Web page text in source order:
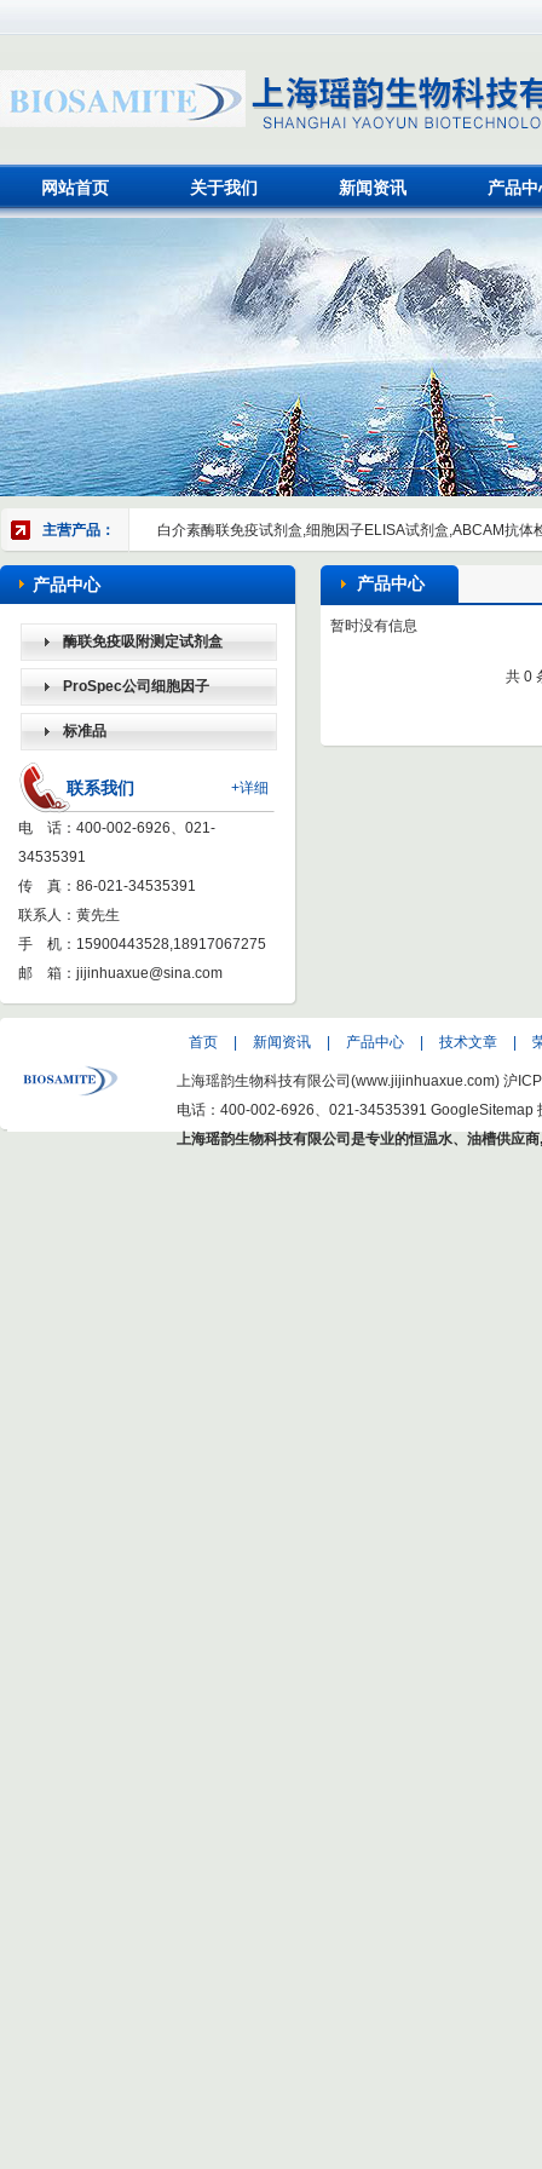
网站首页 关于我们 新闻资讯 产品中
主营产品： 白介素酶联免疫试剂盒,细胞因子ELISA试剂盒,ABCAM抗体
产品中心
酶联免疫吸附测定试剂盒
（ELISA KIT）
ProSpec公司细胞因子
标准品
+详细
联系我们
电 话：400-002-6926、021-
34535391
传 真：86-021-34535391
联系人：黄先生
手 机：15900443528,18917067275
邮 箱： jijinhuaxue@sina.com
产品中心
暂时没有信息
共 0
首页 新闻资讯 产品中心 技术文章
上海瑶韵生物科技有限公司(www.jijinhuaxue.com) 沪
电话：400-002-6926、021-34535391 GoogleSitemap
上海瑶韵生物科技有限公司是专业的恒温水、油槽供应